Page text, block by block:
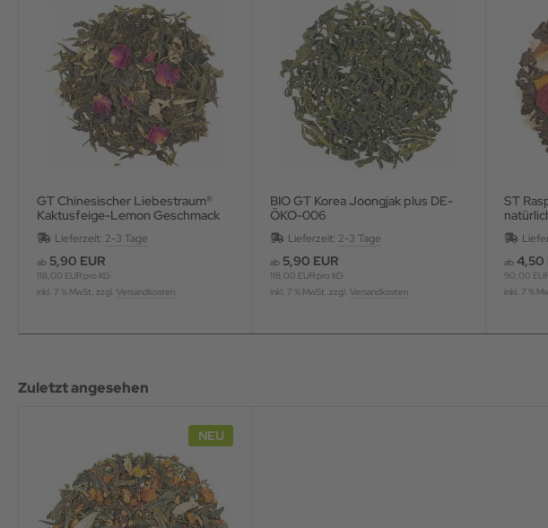
GT Chinesischer Liebestraum®
Kaktusfeige-Lemon Geschmack
aromatisiert
Lieferzeit: 2-3 Tage
ab 5,90 EUR
118,00 EUR pro KG
inkl. 7 % MwSt. zzgl. Versandkosten
BIO GT Korea Joongjak plus DE-
ÖKO-006
Lieferzeit: 2-3 Tage
ab 5,90 EUR
118,00 EUR pro KG
inkl. 7 % MwSt. zzgl.Versandkosten
ST
ab 4,50
90,00
inkl. 7 %
Zuletzt angesehen
NEU